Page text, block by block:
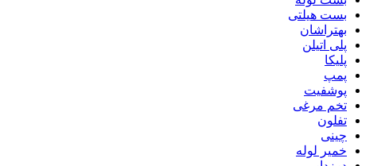
بست هیلتی
بهتراشان
پلی اتیلن
پلیکا
پمپ
پوشفیت
تخم مرغی
تفلون
چینی
خمیر لوله